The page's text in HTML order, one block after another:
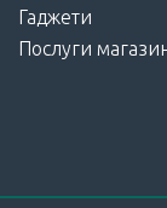
Гаджети
Послуги